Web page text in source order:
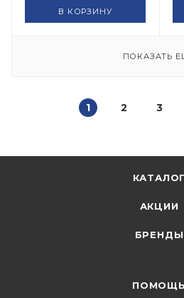
В КОРЗИНУ
ПОКАЗАТЬ
1 2 3
КАТАЛОГ
АКЦИИ
БРЕНДЫ
ПОМОЩЬ